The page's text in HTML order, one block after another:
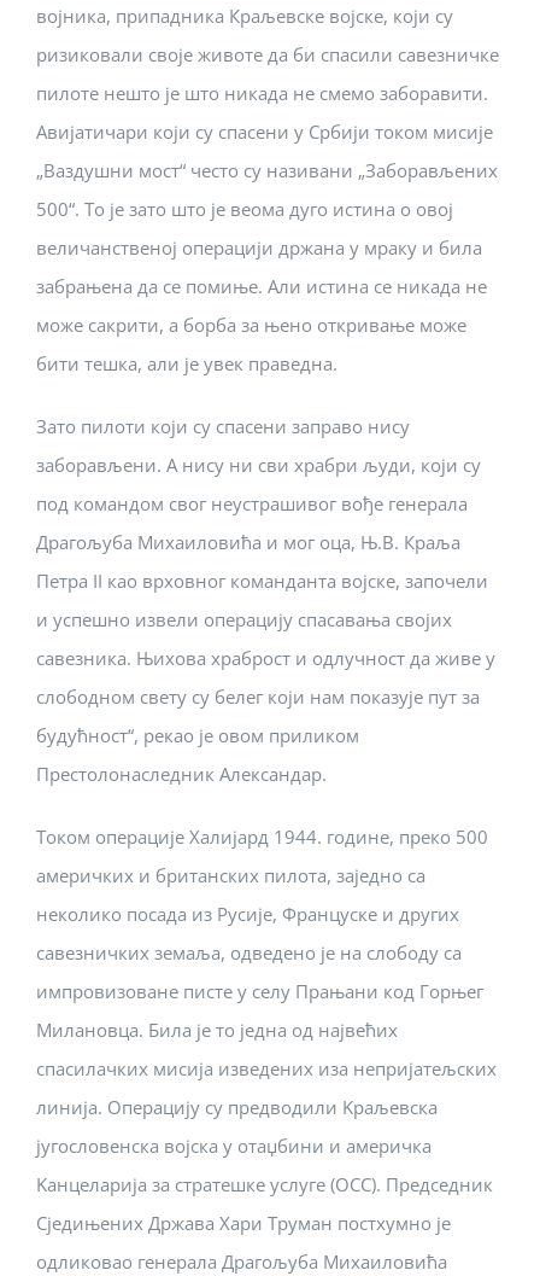
војника, припадника Краљевске војске, који су
ризиковали своје животе да би спасили савезничке
пилоте нешто је што никада не смемо заборавити.
Авијатичари који су спасени у Србији током мисије
„Ваздушни мост“ често су називани „Заборављених
500“. То је зато што је веома дуго истина о овој
величанственој операцији држана у мраку и била
забрањена да се помиње. Али истина се никада не
може сакрити, а борба за њено откривање може
бити тешка, али је увек праведна.
Зато пилоти који су спасени заправо нису
заборављени. А нису ни сви храбри људи, који су
под командом свог неустрашивог вође генерала
Драгољуба Михаиловића и мог оца, Њ.В. Краља
Петра II као врховног команданта војске, започели
и успешно извели операцију спасавања својих
савезника. Њихова храброст и одлучност да живе у
слободном свету су белег који нам показује пут за
будућност“, рекао је овом приликом
Престолонаследник Александар.
Током операције Халијард 1944. године, преко 500
америчких и британских пилота, заједно са
неколико посада из Русије, Француске и других
савезничких земаља, одведено је на слободу са
импровизоване писте у селу Прањани код Горњег
Милановца. Била је то једна од највећих
спасилачких мисија изведених иза непријатељских
линија. Операцију су предводили Kраљевска
југословенска војска у отаџбини и америчка
Kанцеларија за стратешке услуге (ОСС). Председник
Сједињених Држава Хари Труман постхумно је
одликовао генерала Драгољуба Михаиловића